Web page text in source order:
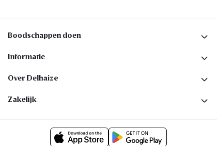
Boodschappen doen
Informatie
Over Delhaize
Zakelijk